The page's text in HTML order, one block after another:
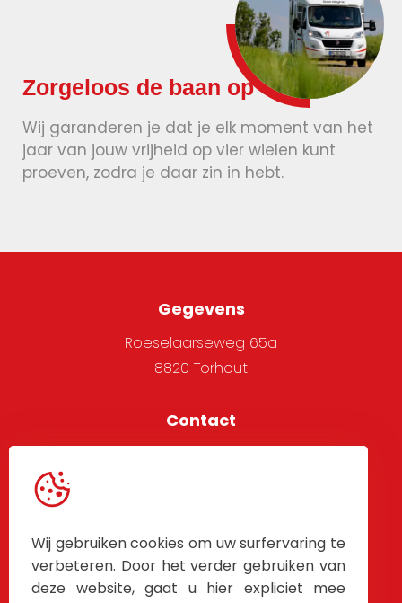
Zorgeloos de baan op
Wij garanderen je dat je elk moment van het
jaar van jouw vrijheid op vier wielen kunt
proeven, zodra je daar zin in hebt.
Gegevens
Roeselaarseweg 65a
8820 Torhout
Contact
Algemene voorwaarden
Contacteer Ons
Wij gebruiken cookies om uw surfervaring te
verbeteren. Door het verder gebruiken van
deze website, gaat u hier expliciet mee